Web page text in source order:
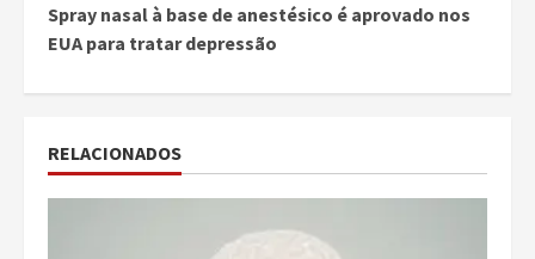
Spray nasal à base de anestésico é aprovado nos
EUA para tratar depressão
RELACIONADOS